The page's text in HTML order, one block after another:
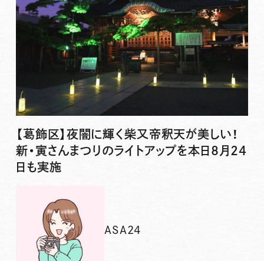
【葛飾区】夜闇に輝く柴又帝釈天が美しい！
新・寅さんまつりのライトアップを本日8月24
日も実施
ASA24